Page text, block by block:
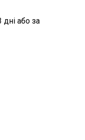
дні або за